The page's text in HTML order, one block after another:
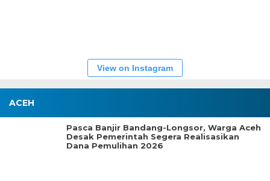
View on Instagram
ACEH
Pasca Banjir Bandang-Longsor, Warga Aceh
Desak Pemerintah Segera Realisasikan
Dana Pemulihan 2026